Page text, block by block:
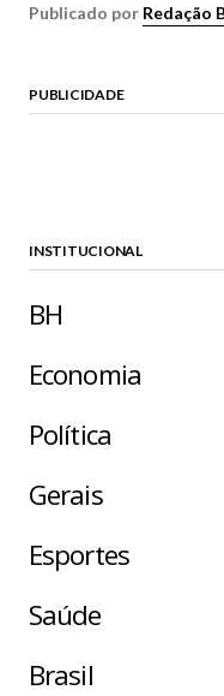
Publicado por Redação
PUBLICIDADE
INSTITUCIONAL
BH
Economia
Política
Gerais
Esportes
Saúde
Brasil